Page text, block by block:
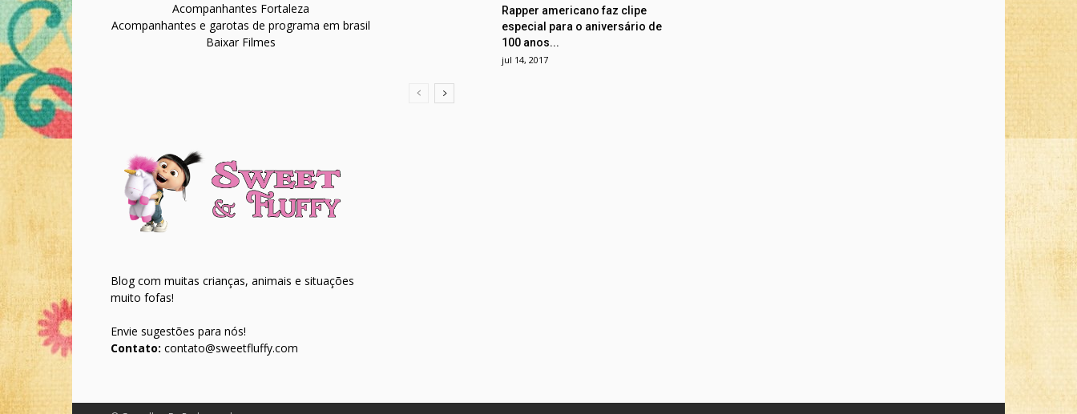
Acompanhantes Fortaleza
Acompanhantes e garotas de programa em brasil
Baixar Filmes
Blog com muitas crianças, animais e situações
muito fofas!
Envie sugestões para nós!
Contato: contato@sweetfluffy.com
Rapper americano faz clipe
especial para o aniversário de
100 anos...
jul 14, 2017